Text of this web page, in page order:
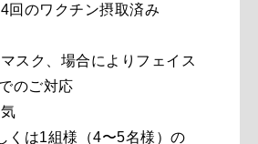
回のワクチン摂取済み
スク、場合によりフェイス
のご対応
くは1組様（4〜5名様）の